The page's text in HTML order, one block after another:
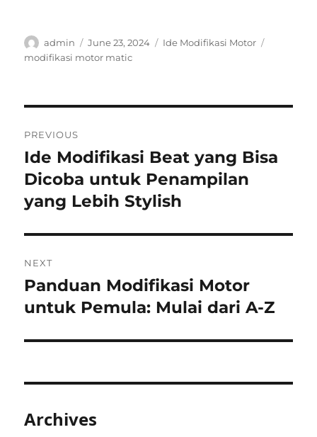
Author
admin
Posted
on
June 23, 2024 Categories
Ide Modifikasi Motor
modifikasi motor matic
navigation
PREVIOUS
Previous
post:
Ide Modifikasi Beat yang Bisa
Dicoba untuk Penampilan
yang Lebih Stylish
NEXT
Next
post:
Panduan Modifikasi Motor
untuk Pemula: Mulai dari A-Z
Archives